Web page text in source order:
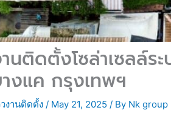
นติดตั้งโซล่าเซลล์ร
งแค กรุงเทพฯ
งานติดตั้ง / May 21, 2025 / By Nk group